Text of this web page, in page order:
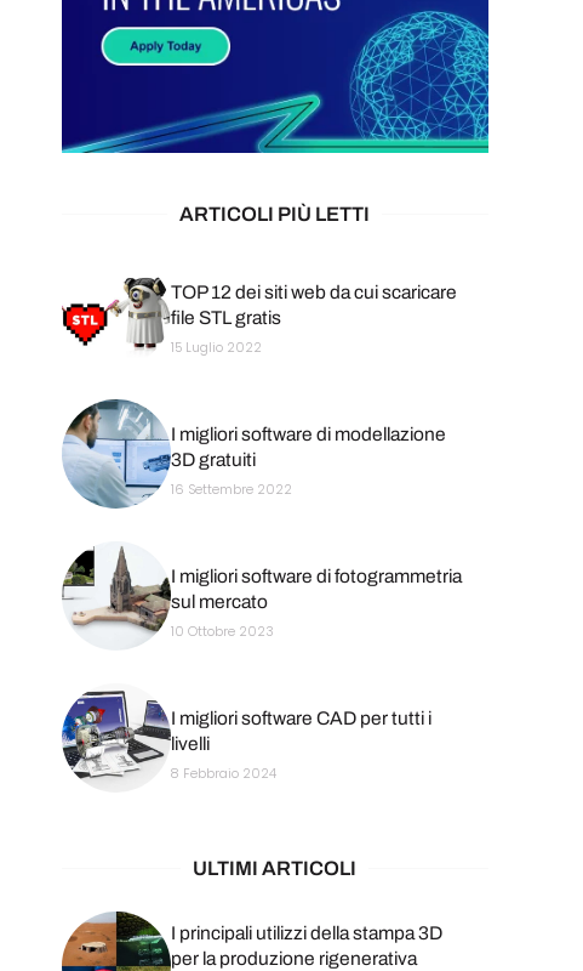
ARTICOLI PIÙ LETTI
TOP 12 dei siti web da cui scaricare
file STL gratis
15 Luglio 2022
I migliori software di modellazione
3D gratuiti
16 Settembre 2022
I migliori software di fotogrammetria
sul mercato
10 Ottobre 2023
I migliori software CAD per tutti i
livelli
8 Febbraio 2024
ULTIMI ARTICOLI
I principali utilizzi della stampa 3D
per la produzione rigenerativa